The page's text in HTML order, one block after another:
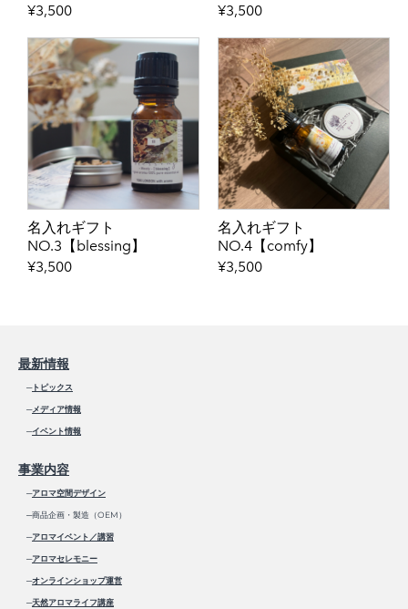
¥3,500
¥3,500
名入れギフト
NO.3【blessing】
¥3,500
名入れギフト
NO.4【comfy】
¥3,500
最新情報
─トピックス
─メディア情報
─イベント情報
事業内容
─アロマ空間デザイン
─商品企画・製造（OEM）
─アロマイベント／講習
─アロマセレモニー
─オンラインショップ運営
─天然アロマライフ講座